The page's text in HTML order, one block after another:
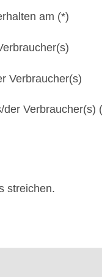
am (*)
Verbraucher(s)
Verbraucher(s)
streichen.